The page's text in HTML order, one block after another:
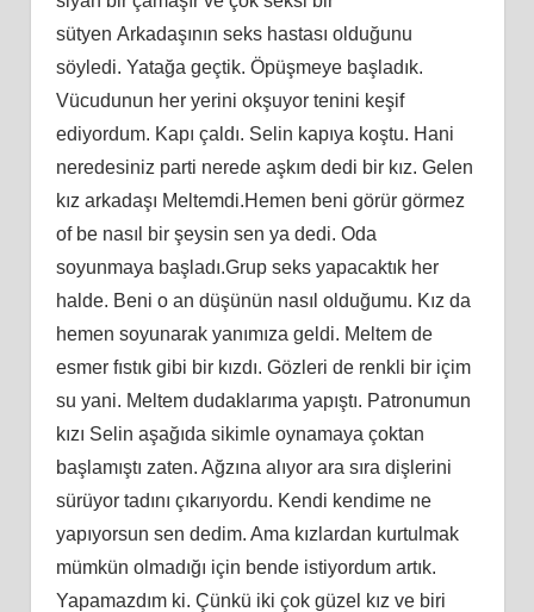
sütyen Arkadaşının seks hastası olduğunu
söyledi. Yatağa geçtik. Öpüşmeye başladık.
Vücudunun her yerini okşuyor tenini keşif
ediyordum. Kapı çaldı. Selin kapıya koştu. Hani
neredesiniz parti nerede aşkım dedi bir kız. Gelen
kız arkadaşı Meltemdi.Hemen beni görür görmez
of be nasıl bir şeysin sen ya dedi. Oda
soyunmaya başladı.Grup seks yapacaktık her
halde. Beni o an düşünün nasıl olduğumu. Kız da
hemen soyunarak yanımıza geldi. Meltem de
esmer fıstık gibi bir kızdı. Gözleri de renkli bir içim
su yani. Meltem dudaklarıma yapıştı. Patronumun
kızı Selin aşağıda sikimle oynamaya çoktan
başlamıştı zaten. Ağzına alıyor ara sıra dişlerini
sürüyor tadını çıkarıyordu. Kendi kendime ne
yapıyorsun sen dedim. Ama kızlardan kurtulmak
mümkün olmadığı için bende istiyordum artık.
Yapamazdım ki. Çünkü iki çok güzel kız ve biri